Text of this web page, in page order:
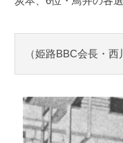
（姫路BBC会長・西